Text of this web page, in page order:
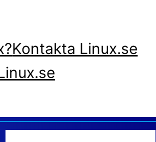
Kontakta Linux.se